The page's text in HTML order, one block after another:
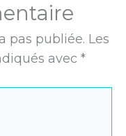
pas publiée. Les
avec *